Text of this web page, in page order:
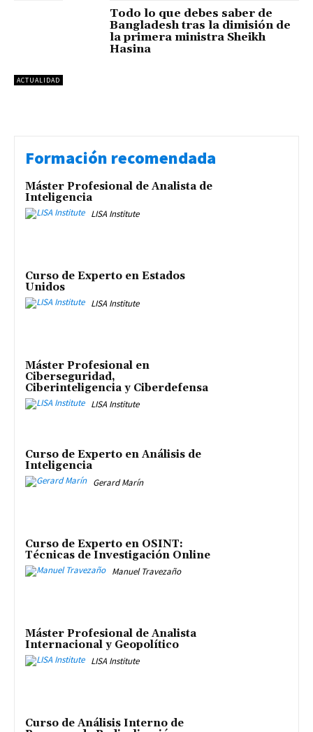
ACTUALIDAD
Todo lo que debes saber de
Bangladesh tras la dimisión de
la primera ministra Sheikh
Hasina
Formación recomendada
Máster Profesional de Analista de
Inteligencia
LISA Institute
Curso de Experto en Estados
Unidos
LISA Institute
Máster Profesional en
Ciberseguridad,
Ciberinteligencia y Ciberdefensa
LISA Institute
Curso de Experto en Análisis de
Inteligencia
Gerard Marín
Curso de Experto en OSINT:
Técnicas de Investigación Online
Manuel Travezaño
Máster Profesional de Analista
Internacional y Geopolítico
LISA Institute
Curso de Análisis Interno de